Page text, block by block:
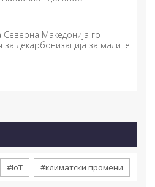
Македонија го
декарбонизација за малите
#IoT #климатски промени